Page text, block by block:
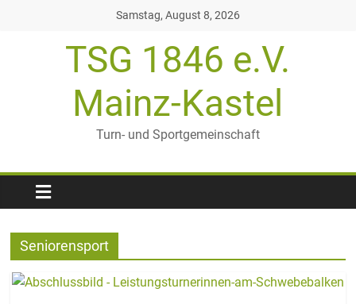
Samstag, August 8, 2026
TSG 1846 e.V.
Mainz-Kastel
Turn- und Sportgemeinschaft
Seniorensport